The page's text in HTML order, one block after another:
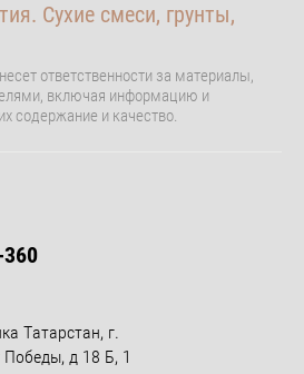
Сухие смеси, грунты,
ответственности за материалы,
включая информацию и
содержание и качество.
Татарстан, г.
Победы, д 18 Б, 1